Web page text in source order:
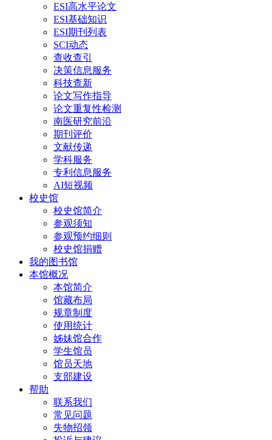
ESI高水平论文
ESI基础知识
ESI期刊列表
SCI动态
查收查引
决策信息服务
科技查新
论文写作指导
论文重复性检测
南医研究前沿
期刊评价
文献传递
学科服务
专利信息服务
AI短视频
校史馆
校史馆简介
参观须知
参观预约细则
校史馆捐赠
我的图书馆
本馆概况
本馆简介
馆藏布局
规章制度
使用统计
姊妹馆合作
学生馆员
馆员天地
支部建设
帮助
联系我们
常见问题
失物招领